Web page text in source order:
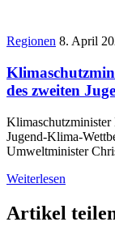
Regionen 8. April
des zweiten
Jugend-Klima-
Umweltminister
Weiterlesen
Artikel